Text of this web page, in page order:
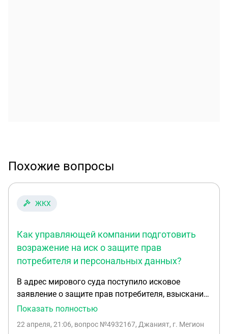
Похожие вопросы
ЖКХ
Как управляющей компании подготовить
возражение на иск о защите прав
потребителя и персональных данных?
В адрес мирового суда поступило исковое
заявление о защите прав потребителя, взыскание
компенсации морального вреда, а также о
данных не законным. Ответчик Ук, и сейчас хочет
Показать полностью
22 апреля, 21:06, вопрос №4932167, Джаният, г. Мегион